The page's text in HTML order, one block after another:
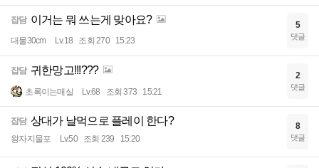
잡담 이거는 뭐 쓰는게 맞아요?
대물30cm Lv.18 조회 270 15:23
5
댓글
잡담 귀한망고!!!???
초록이는매실 Lv.68 조회 373 15:21
2
댓글
잡담 상대가 날먹으로 플레이 한다?
왕자지물포 Lv.50 조회 239 15:20
8
댓글